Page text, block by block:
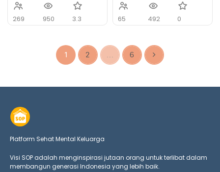
269 950 3.3 65 492 0
1 2 ... 6
Platform Sehat Mental Keluarga
Visi SOP adalah menginspirasi jutaan orang untuk terlibat dalam
membangun generasi Indonesia yang lebih baik.